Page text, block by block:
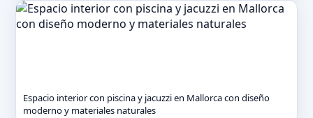
Espacio interior con piscina y jacuzzi en Mallorca con diseño
moderno y materiales naturales